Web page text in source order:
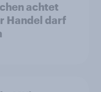
achtet
Handel darf